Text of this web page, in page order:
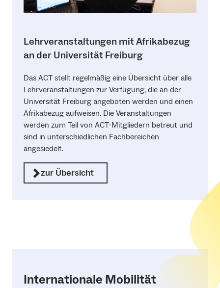
Lehrveranstaltungen mit Afrikabezug
an der Universität Freiburg
Das ACT stellt regelmäßig eine Übersicht über alle
Lehrveranstaltungen zur Verfügung, die an der
Universität Freiburg angeboten werden und einen
Afrikabezug aufweisen. Die Veranstaltungen
werden zum Teil von ACT-Mitgliedern betreut und
sind in unterschiedlichen Fachbereichen
angesiedelt.
zur Übersicht
Internationale Mobilität